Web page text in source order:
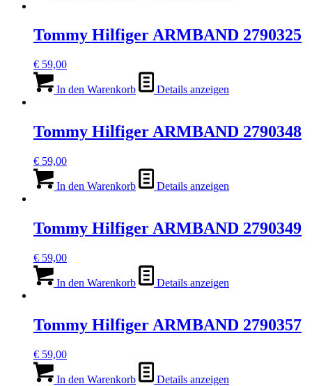
Tommy Hilfiger ARMBAND 2790325
€ 59,00
In den Warenkorb Details anzeigen
Tommy Hilfiger ARMBAND 2790348
€ 59,00
In den Warenkorb Details anzeigen
Tommy Hilfiger ARMBAND 2790349
€ 59,00
In den Warenkorb Details anzeigen
Tommy Hilfiger ARMBAND 2790357
€ 59,00
In den Warenkorb Details anzeigen